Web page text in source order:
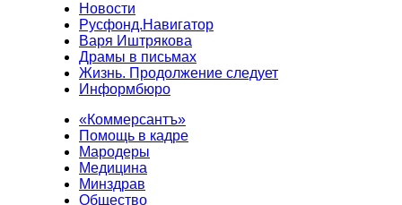
Новости
Русфонд.Навигатор
Варя Иштрякова
Драмы в письмах
Жизнь. Продолжение следует
Информбюро
«Коммерсантъ»
Помощь в кадре
Мародеры
Медицина
Минздрав
Общество